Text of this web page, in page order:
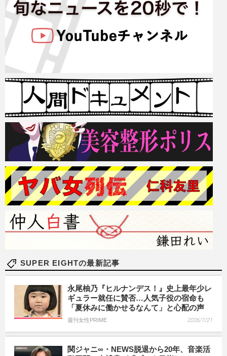
SUPER EIGHTの最新記事
永尾柚乃『ヒルナンデス！』史上最年少レ
ギュラー就任に賛否…人気子役の宿命も
「夏休みに働かせるなんて」と心配の声
週刊女性PRIME 2026/7/21
関ジャニ∞・NEWS脱退から20年、音楽活